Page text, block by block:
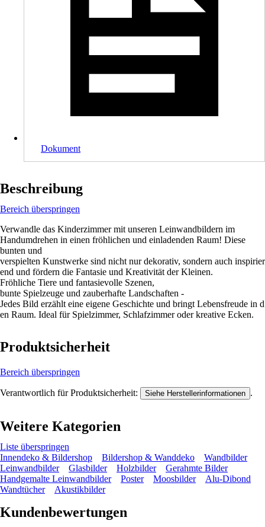
Dokument
Beschreibung
Bereich überspringen
Verwandle das Kinderzimmer mit unseren Leinwandbildern im
Handumdrehen in einen fröhlichen und einladenden Raum! Diese
bunten und
verspielten Kunstwerke sind nicht nur dekorativ, sondern auch inspirier
end und fördern die Fantasie und Kreativität der Kleinen.
Fröhliche Tiere und fantasievolle Szenen,
bunte Spielzeuge und zauberhafte Landschaften -
Jedes Bild erzählt eine eigene Geschichte und bringt Lebensfreude in d
en Raum. Ideal für Spielzimmer, Schlafzimmer oder kreative Ecken.
Produktsicherheit
Bereich überspringen
Verantwortlich für Produktsicherheit: Siehe Herstellerinformationen .
Weitere Kategorien
Liste überspringen
Innendeko & Bildershop
Bildershop & Wanddeko
Wandbilder
Leinwandbilder
Glasbilder Holzbilder
Gerahmte Bilder
Handgemalte Leinwandbilder
Poster Moosbilder
Alu-Dibond
Wandtücher
Akustikbilder
Kundenbewertungen